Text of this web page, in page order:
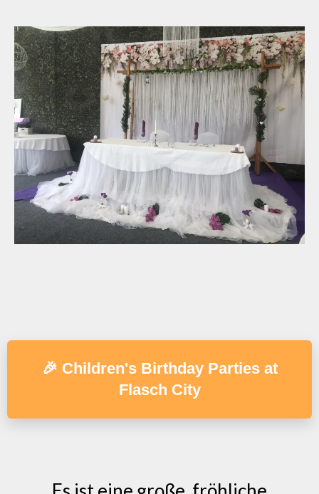
🎉 Children's Birthday Parties at
Flasch City